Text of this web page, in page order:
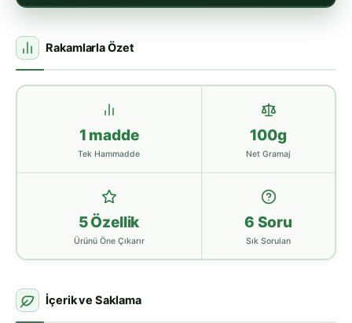
Rakamlarla Özet
1 madde
Tek Hammadde
100g
Net Gramaj
5 Özellik
Ürünü Öne Çıkarır
6 Soru
Sık Sorulan
İçerik ve Saklama